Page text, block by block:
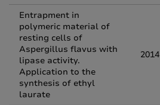
Entrapment in
polymeric material of
resting cells of
Aspergillus flavus with
lipase activity.
Application to the
synthesis of ethyl
laurate
2014